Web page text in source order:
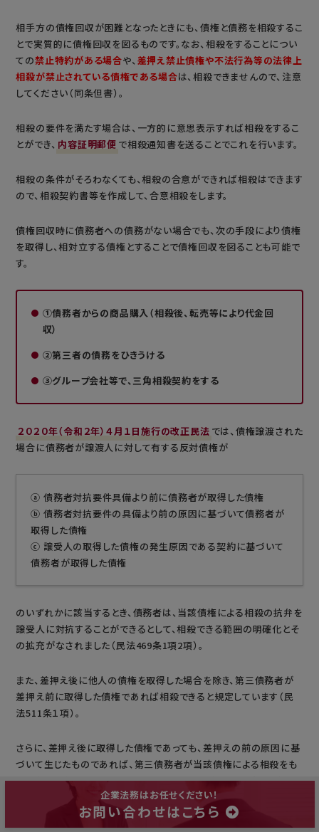
相手方の債権回収が困難となったときにも、債権と債務を相殺するこ
とで実質的に債権回収を図るものです。なお、相殺をすることについ
ての禁止特約がある場合や、 差押え禁止債権や不法行為等の法律上
相殺が禁止されている債権である場合は、相殺できませんので、注意
してください（同条但書）。
相殺の要件を満たす場合は、一方的に意思表示すれば相殺をするこ
とができ、 内容証明郵便 で相殺通知書を送ることでこれを行います。
相殺の条件がそろわなくても、相殺の合意ができれば相殺はできます
ので、相殺契約書等を作成して、合意相殺をします。
債権回収時に債務者への債務がない場合でも、次の手段により債権
を取得し、相対立する債権とすることで債権回収を図ることも可能で
す。
①債務者からの商品購入（相殺後、転売等により代金回
収）
②第三者の債務をひきうける
③グループ会社等で、三角相殺契約をする
２０２０年（令和２年）４月１日施行の改正民法 では、債権譲渡された
場合に債務者が譲渡人に対して有する反対債権が
ⓐ 債務者対抗要件具備より前に債務者が取得した債権
ⓑ 債務者対抗要件の具備より前の原因に基づいて債務者が
取得した債権
ⓒ 譲受人の取得した債権の発生原因である契約に基づいて
債務者が取得した債権
のいずれかに該当するとき、債務者は、当該債権による相殺の抗弁を
譲受人に対抗することができるとして、相殺できる範囲の明確化とそ
の拡充がなされました（民法469条1項2項）。
また、差押え後に他人の債権を取得した場合を除き、第三債務者が
差押え前に取得した債権であれば相殺できると規定しています（民
法511条１項）。
さらに、差押え後に取得した債権であっても、差押えの前の原因に基
づいて生じたものであれば、第三債務者が当該債権による相殺をも
って差押債権者に対応できることになりました（民法511条２項）。
相殺の際には、上記改正民法の改正点にもご留意いただければと思
企業法務はお任せください！
お問い合わせはこちら